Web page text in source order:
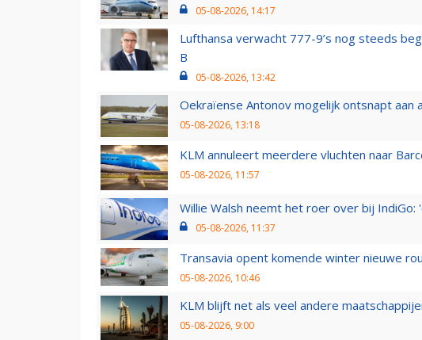
05-08-2026, 14:17
Lufthansa verwacht 777-9’s nog steeds
B
05-08-2026, 13:42
Oekraïense Antonov mogelijk ontsnapt aan
05-08-2026, 13:18
KLM annuleert meerdere vluchten naar
05-08-2026, 11:57
Willie Walsh neemt het roer over bij IndiGo:
05-08-2026, 11:37
Transavia opent komende winter nieuwe
05-08-2026, 10:46
KLM blijft net als veel andere
05-08-2026, 9:00